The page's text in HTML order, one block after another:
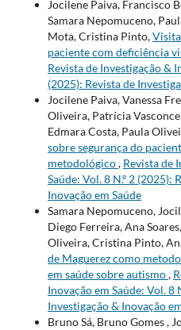
Jocilene Paiva, Francisco
Samara Nepomuceno,
Mota, Cristina Pinto,
paciente com deficiência
Revista de Investigação &
(2025): Revista de
Jocilene Paiva, Vanessa
Oliveira, Patrícia
Edmara Costa, Paula
sobre segurança do
metodológico, Revista de
Saúde: Vol. 8 N.º 2 (2025):
Inovação em Saúde
Samara Nepomuceno,
Diego Ferreira, Ana
Oliveira, Cristina Pinto,
de Maguerez como
em saúde sobre autismo,
Inovação em Saúde: Vol. 8
Investigação & Inovação
Bruno Sá, Bruno Gomes ,